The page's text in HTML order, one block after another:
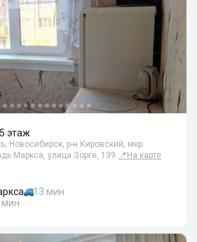
этаж
Новосибирск, р-н Кировский, мкр.
Маркса, улица Зорге, 139 📍 На карте
13 мин
мин